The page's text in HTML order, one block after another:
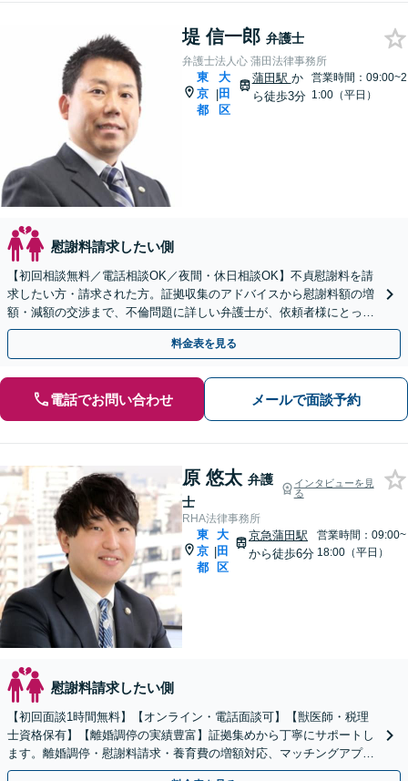
堤 信一郎 弁護士
弁護士法人心 蒲田法律事務所
東
京
都
|
大
田
区
蒲田駅 か
ら徒歩3分
営業時間：09:00~2
1:00（平日）
慰謝料請求したい側
【初回相談無料／電話相談OK／夜間・休日相談OK】不貞慰謝料を請
求したい方・請求された方。証拠収集のアドバイスから慰謝料額の増
額・減額の交渉まで、不倫問題に詳しい弁護士が、依頼者様にとって
最善の解決策をご提案いたします。
料金表を見る
電話でお問い合わせ メールで面談予約
原 悠太 弁護
士
インタビューを見
る
RHA法律事務所
東
京
都
|
大
田
区
京急蒲田駅
から徒歩6分
営業時間：09:00~
18:00（平日）
慰謝料請求したい側
【初回面談1時間無料】【オンライン・電話面談可】【獣医師・税理
士資格保有】【離婚調停の実績豊富】証拠集めから丁寧にサポートし
ます。離婚調停・慰謝料請求・養育費の増額対応、マッチングアプリ
上の不倫トラブルは弁護士への依頼で有利な結果に！